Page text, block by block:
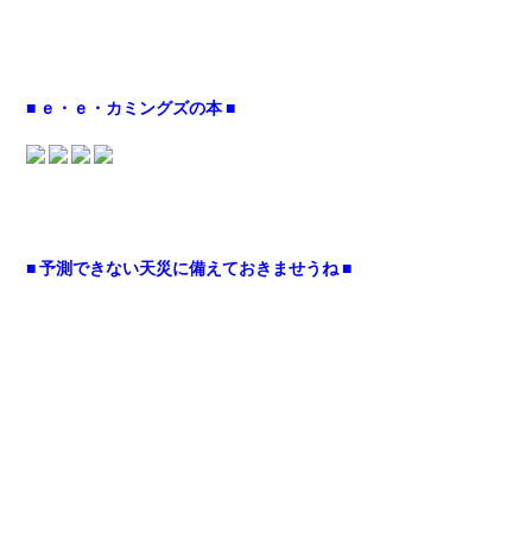
■ ｅ・ｅ・カミングズの本 ■
■ 予測できない天災に備えておきませうね ■